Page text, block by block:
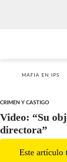
MAFIA EN IPS
CRIMEN Y CASTIGO
Video: “Su
directora”
Este artículo